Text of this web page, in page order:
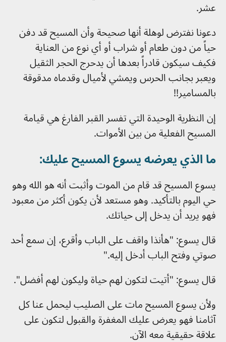
عشر.
دعونا نفترض لوهلة أنها صحيحة وأن المسيح قد دفن
حياً من دون طعام أو شراب أو أي نوع من العناية
فكيف سيكون قادراً بعدها أن يدحرج الحجر الثقيل
ويعبر بجانب الحرس ويمشي لأميال وقدماه مدقوقة
بالمسامير!!
إن النظرية الوحيدة التي تفسر القبر الفارغ هي قيامة
المسيح الفعلية من بين الأموات.
ما الذي يعرضه يسوع المسيح عليك:
يسوع المسيح قد قام من الموت وأثبت أنه هو الله وهو
حي اليوم بالتأكيد. وهو مستعد لأن يكون أكثر من معبود
فهو يريد أن يدخل إلى حياتك.
قال يسوع: "هأنذا واقف على الباب وأقرع، إن سمع أحد
صوتي وفتح الباب أدخل إليه."
قال يسوع: "أتيت لتكون لهم حياة وليكون لهم أفضل".
ولأن يسوع المسيح مات على الصليب ليحمل عنا كل
آثامنا فهو يعرض عليك المغفرة والقبول لتكون على
علاقة حقيقية معه الآن.